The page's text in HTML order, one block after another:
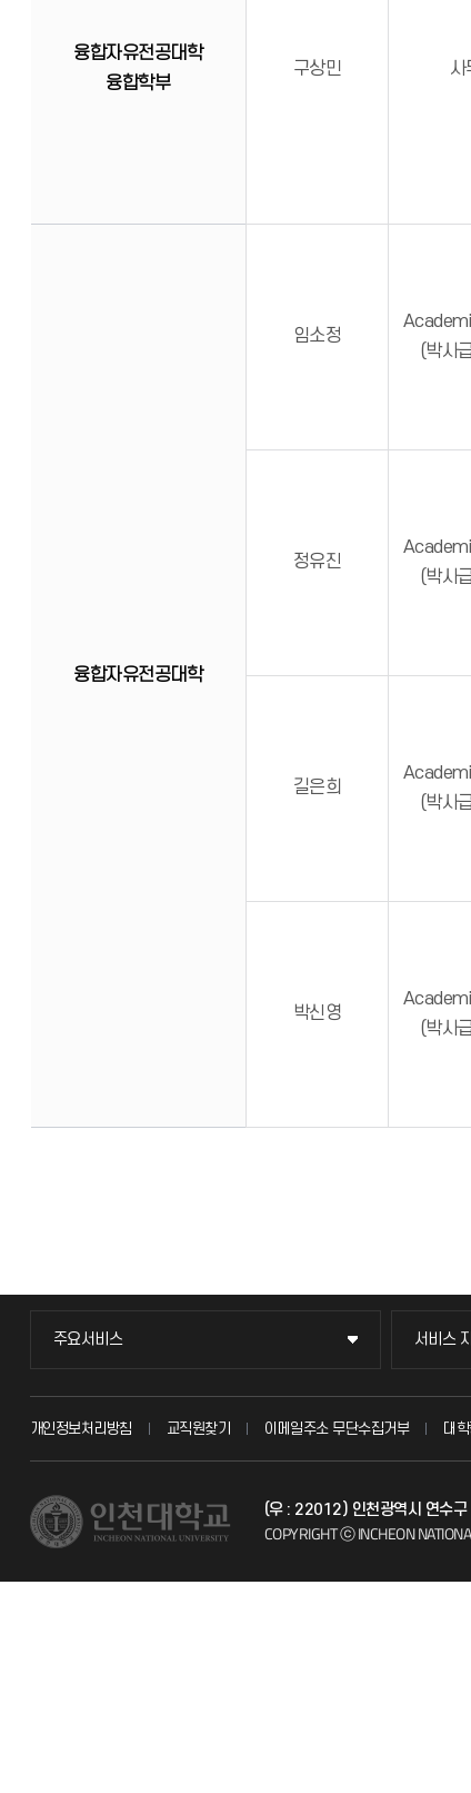
융합자유전공대학
융합학부
구상민 사
융합자유전공대학
임소정
(박사
정유진
(박사
길은희
(박사
박신영
(박사
주요서비스
주요서비스
교무회의방송
시설예약
서비스
서비스
묻고 답
자주 묻
개인정보처리방침 교직원찾기 이메일주소 무단수집거부 대
(우 : 22012) 인천광역시 연수
COPYRIGHT ⓒ INCHEON